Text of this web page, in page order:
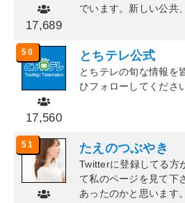
17,689
でいます。新しい公共
50
17,560
とちテレ公式
とちテレの旬な情報を
ひフォローしてくださ
51 たえのつぶやき
Twitterに登録してる方
て私のページを見て下
あったのかと思います